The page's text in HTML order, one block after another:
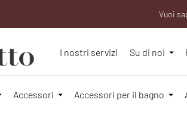
VuoiSei
I nostri servizi Su di noi
Accessori Accessori per il bagno